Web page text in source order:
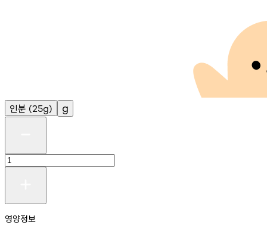
인분 (25g) g
영양정보